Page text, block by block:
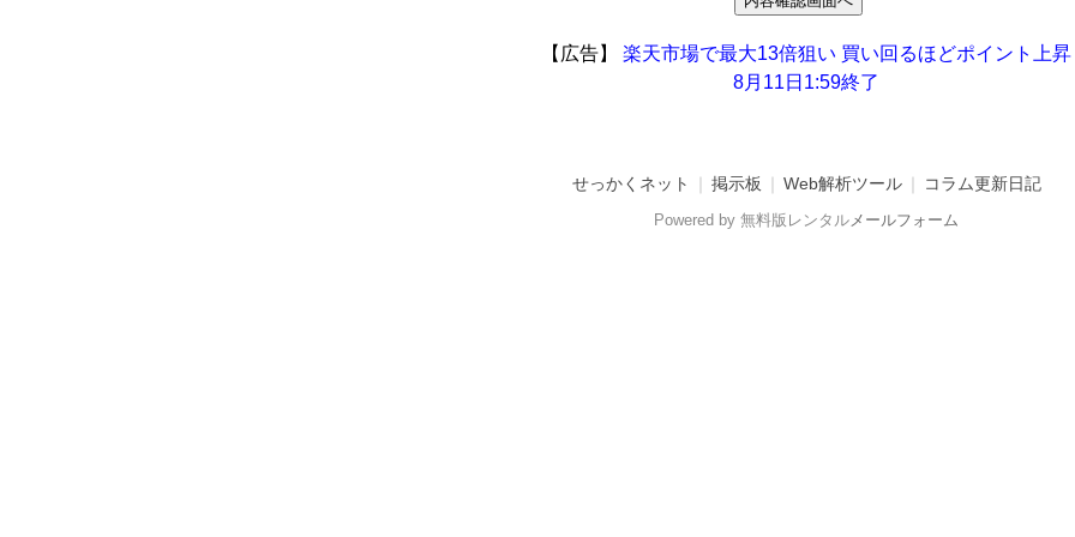
【広告】 楽天市場で最大13倍狙い 買い回るほどポイント上昇
8月11日1:59終了
せっかくネット 掲示板 Web解析ツール コラム更新日記
Powered by 無料版レンタルメールフォーム